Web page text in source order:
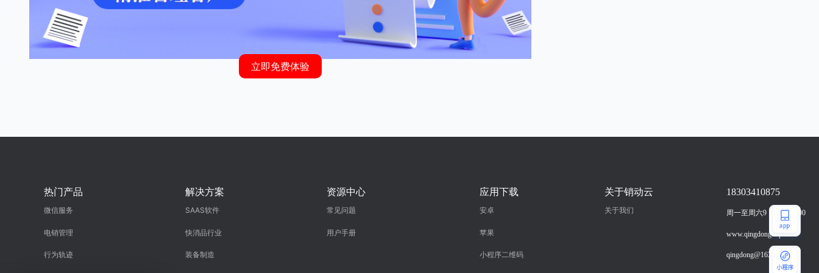
立即免费体验
热门产品
微信服务
电销管理
行为轨迹
解决方案
SAAS软件
快消品行业
装备制造
资源中心
常见问题
用户手册
应用下载
安卓
苹果
小程序二维码
关于销动云
关于我们
18303410875
周一至周六9：00-18：00
www.qingdong.vip
qingdong@163.com